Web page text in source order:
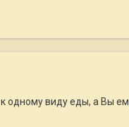
виду еды, а Вы